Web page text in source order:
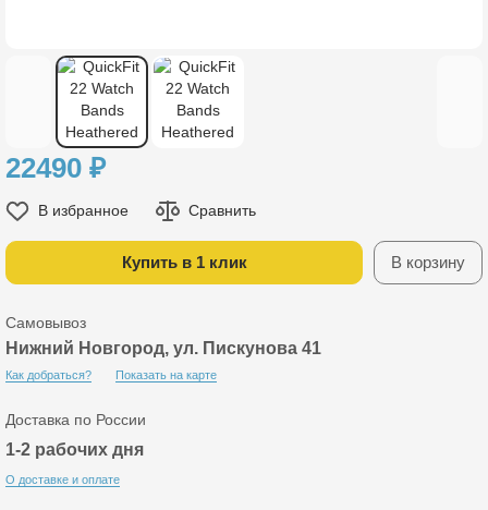
22490 ₽
Купить в 1 клик В корзину
В избранное Сравнить
Самовывоз
Нижний Новгород, ул. Пискунова 41
Как добраться? Показать на карте
Доставка по России
1-2 рабочих дня
О доставке и оплате